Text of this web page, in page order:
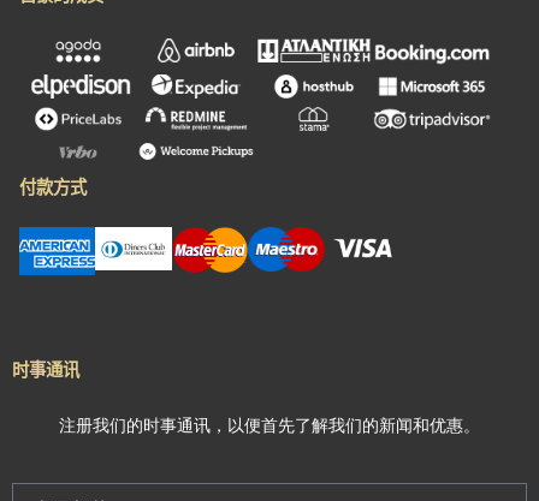
时事通讯
注册我们的时事通讯，以便首先了解我们的新闻和优惠。
付款方式